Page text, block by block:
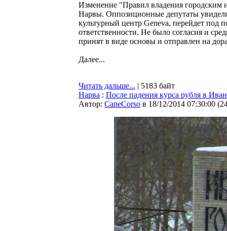
Изменение "Правил владения городским
Нарвы. Оппозиционные депутаты
культурный центр Geneva, перейдет
ответственности. Не было согласия и
принят в виде основы и отправлен на
Далее...
Читать дальше... | 5183 байт
Нарва : После падения курса рубля в
Автор: CaneCorso в 18/12/2014 07:30:00 (